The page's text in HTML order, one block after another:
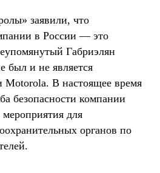
заявили, что
в России — это
Габриэлян
был и не является
Motorola. В настоящее время
безопасности компании
для
органов по